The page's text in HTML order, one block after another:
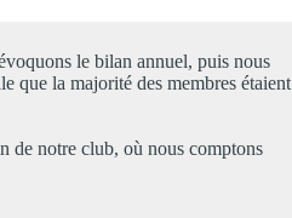
le bilan annuel, puis nous
que la majorité des membres étaient
de notre club, où nous comptons